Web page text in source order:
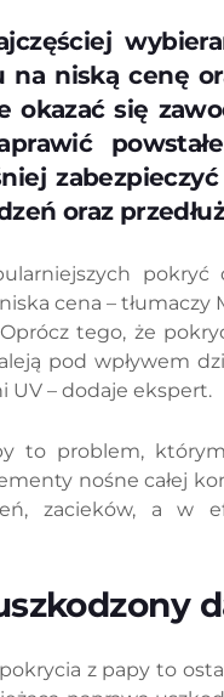
na niską cenę
okazać się
oraz
cena –
tego, że
pod wpływem
– dodaje ekspert.
to problem,
nośne całej
zacieków, a w
z papy to